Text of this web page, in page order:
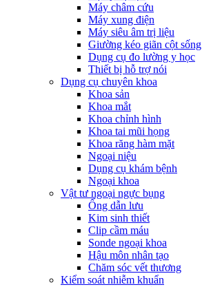
Máy châm cứu
Máy xung điện
Máy siêu âm trị liệu
Giường kéo giãn cột sống
Dụng cụ đo lường y học
Thiết bị hỗ trợ nói
Dụng cụ chuyên khoa
Khoa sản
Khoa mắt
Khoa chỉnh hình
Khoa tai mũi họng
Khoa răng hàm mặt
Ngoại niệu
Dụng cụ khám bệnh
Ngoại khoa
Vật tư ngoại ngực bụng
Ống dẫn lưu
Kim sinh thiết
Clip cầm máu
Sonde ngoại khoa
Hậu môn nhân tạo
Chăm sóc vết thương
Kiểm soát nhiễm khuẩn